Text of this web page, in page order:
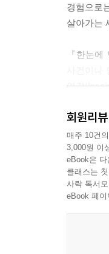
다! 너희
--- 「제5
오순절
님의 영이
두려운 것
--- 「제6
세 하인에
그리스
--- 「부록,
경험으로
살아가는
『한눈
영감
세계적인
물론 성경
신앙인과
필요한 최
신앙심
회원리뷰
매주 10건
3,000원 이
eBook은
클래스는
사락 독서
eBook 페